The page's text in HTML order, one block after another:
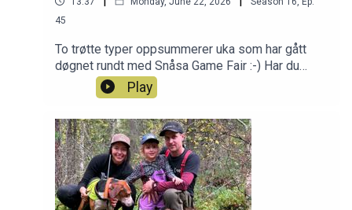
45
To trøtte typer oppsummerer uka som har gått
døgnet rundt med Snåsa Game Fair :-) Har du
også lyst til å bli med i Patreon-jaktlaget? Klikk
deg inn her da vel:
Play